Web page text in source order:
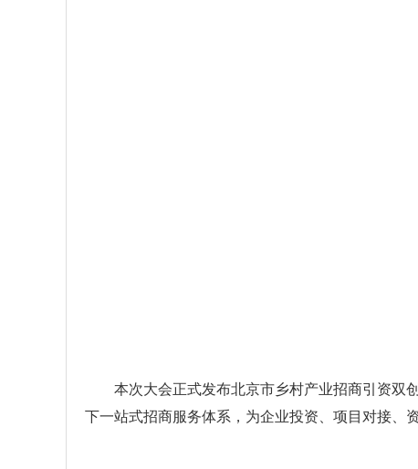
本次大会正式发布北京市乡村产业招商引资双创
下一站式招商服务体系，为企业投资、项目对接、